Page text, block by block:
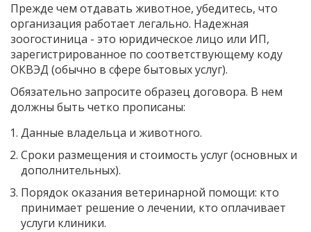
Прежде чем отдавать животное, убедитесь, что
организация работает легально. Надежная
зоогостиница - это юридическое лицо или ИП,
зарегистрированное по соответствующему коду
ОКВЭД (обычно в сфере бытовых услуг).
Обязательно запросите образец договора. В нем
должны быть четко прописаны:
Данные владельца и животного.
Сроки размещения и стоимость услуг (основных и
дополнительных).
Порядок оказания ветеринарной помощи: кто
принимает решение о лечении, кто оплачивает
услуги клиники.